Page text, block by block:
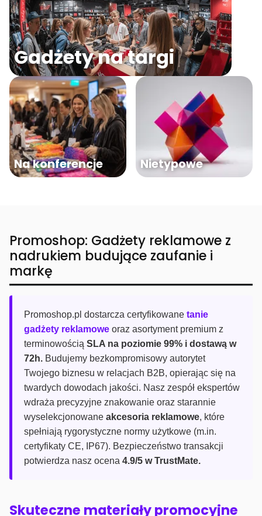
Gadżety na targi
Na konferencje Nietypowe
Promoshop: Gadżety reklamowe z
nadrukiem budujące zaufanie i
markę
Promoshop.pl dostarcza certyfikowane tanie
gadżety reklamowe oraz asortyment premium z
terminowością SLA na poziomie 99% i dostawą w
72h. Budujemy bezkompromisowy autorytet
Twojego biznesu w relacjach B2B, opierając się na
twardych dowodach jakości. Nasz zespół ekspertów
wdraża precyzyjne znakowanie oraz starannie
wyselekcjonowane akcesoria reklamowe, które
spełniają rygorystyczne normy użytkowe (m.in.
certyfikaty CE, IP67). Bezpieczeństwo transakcji
potwierdza nasz ocena 4.9/5 w TrustMate.
Skuteczne materiały promocyjne